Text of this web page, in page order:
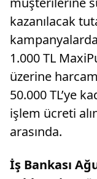
kazanılacak
1.000 TL
üzerine
50.000 TL’ye
işlem ücreti
arasında.
İş Bankası